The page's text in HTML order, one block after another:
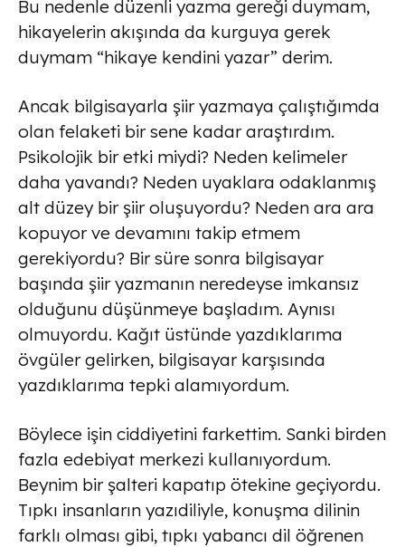
Bu nedenle düzenli yazma gereği duymam,
hikayelerin akışında da kurguya gerek
duymam “hikaye kendini yazar” derim.
Ancak bilgisayarla şiir yazmaya çalıştığımda
olan felaketi bir sene kadar araştırdım.
Psikolojik bir etki miydi? Neden kelimeler
daha yavandı? Neden uyaklara odaklanmış
alt düzey bir şiir oluşuyordu? Neden ara ara
kopuyor ve devamını takip etmem
gerekiyordu? Bir süre sonra bilgisayar
başında şiir yazmanın neredeyse imkansız
olduğunu düşünmeye başladım. Aynısı
olmuyordu. Kağıt üstünde yazdıklarıma
övgüler gelirken, bilgisayar karşısında
yazdıklarıma tepki alamıyordum.
Böylece işin ciddiyetini farkettim. Sanki birden
fazla edebiyat merkezi kullanıyordum.
Beynim bir şalteri kapatıp ötekine geçiyordu.
Tıpkı insanların yazıdiliyle, konuşma dilinin
farklı olması gibi, tıpkı yabancı dil öğrenen